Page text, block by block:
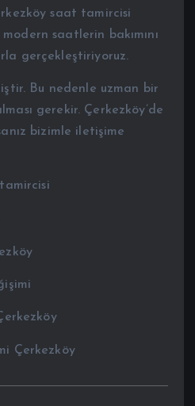
saat tamircisi
saatlerin bakımını
gerçekleştiriyoruz.
Bu nedenle uzman bir
gerekir. Çerkezköy’de
bizimle iletişime
Çerkezköy